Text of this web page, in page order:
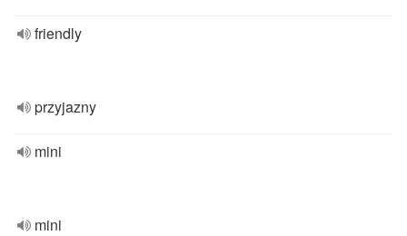
friendly
przyjazny
mini
mini